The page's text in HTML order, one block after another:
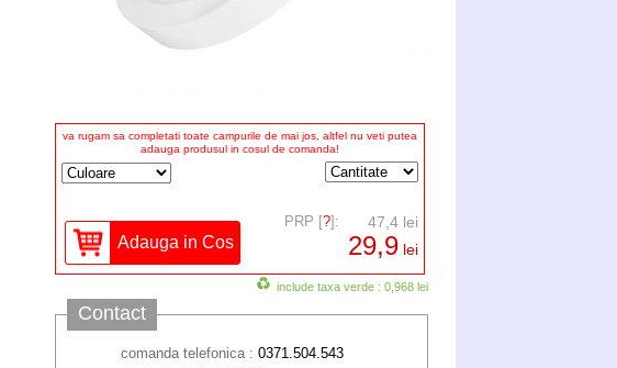
va rugam sa completati toate campurile de mai jos, altfel nu veti putea
adauga produsul in cosul de comanda!
PRP [?]: 47,4 lei
29,9 lei
include taxa verde : 0,968 lei
Contact
comanda telefonica : 0371.504.543